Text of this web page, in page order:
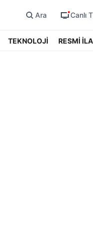
Ara Canlı
TEKNOLOJİ RESMİ